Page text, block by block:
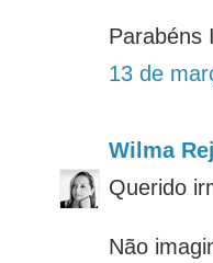
Parabéns
13 de
Wilma
Querido
Não